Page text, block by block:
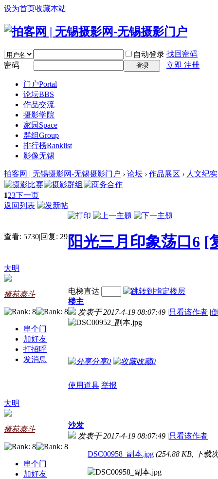
设为首页收藏本站
自动登录 找回密码
密码
登录 立即 注册
门户Portal
论坛BBS
作品交流
摄影学院
家园 Space
群组Group
排行榜Ranklist
影像无锡
拍客网 | 无锡摄影网-无锡摄影门户 › 论坛 › 作品展区 › 人文纪实
123下一页
返回列表
查看: 5730|回复: 29 阳光三月印象荡口6 [
大明
摄苑泰斗
串个门
加好友
打招呼
发消息
电梯直达
楼主
发表于 2017-4-19 08:07:49 |只看该作者 |
分享0 收藏0
使用道具 举报
大明
摄苑泰斗
串个门
加好友
沙发
发表于 2017-4-19 08:07:49 |只看该作者
DSC00958_副本.jpg (254.88 KB, 下载